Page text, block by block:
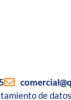
de